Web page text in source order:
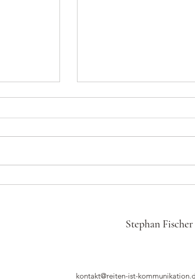
Stephan Fischer
kontakt@reiten-ist-